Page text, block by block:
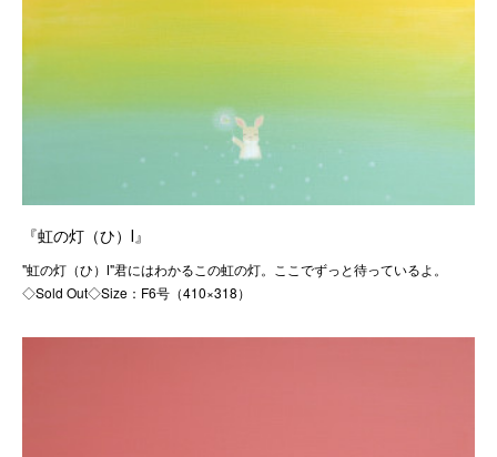
『虹の灯（ひ）Ⅰ』
"虹の灯（ひ）Ⅰ"君にはわかるこの虹の灯。ここでずっと待っているよ。
◇Sold Out◇Size：F6号（410×318）